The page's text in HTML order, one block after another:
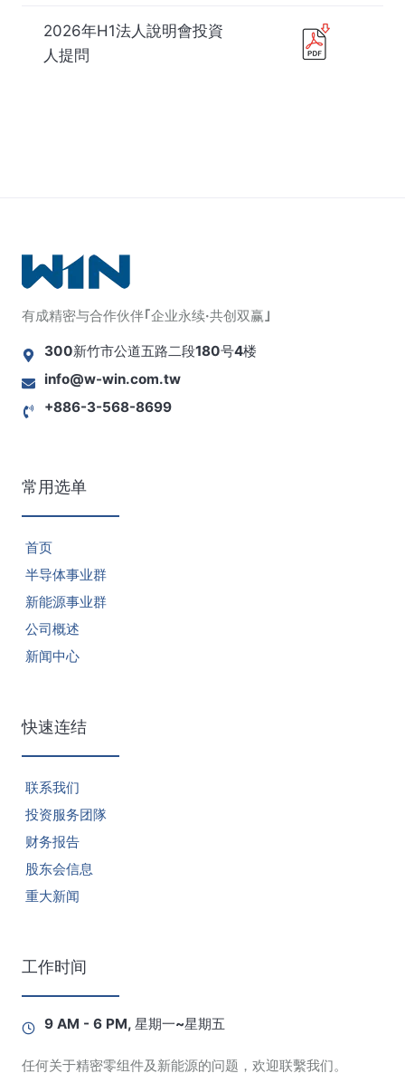
2026年H1法人說明會投資
人提問
2025年H1法人說明會影音
檔
檔
有成精密与合作伙伴｢企业永续·共创双赢｣
300新竹市公道五路二段180号4楼
info@w-win.com.tw
+886-3-568-8699
常用选单
首页
半导体事业群
新能源事业群
公司概述
新闻中心
快速连结
联系我们
投资服务团隊
财务报告
股东会信息
重大新闻
工作时间
9 AM - 6 PM, 星期一~星期五
任何关于精密零组件及新能源的问题，欢迎联繫我们。